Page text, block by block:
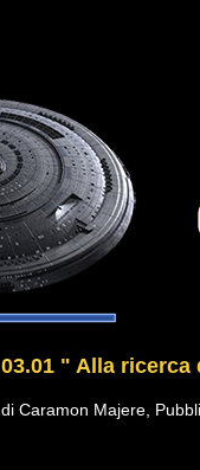
03.01 " Alla
di Caramon Majere,